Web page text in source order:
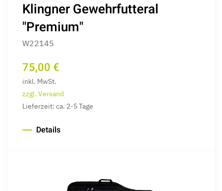
Klingner Gewehrfutteral
"Premium"
W22145
75,00 €
inkl. MwSt.
zzgl. Versand
Lieferzeit: ca. 2-5 Tage
Details